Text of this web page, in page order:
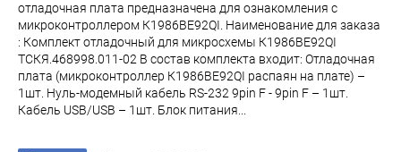
отладочная плата предназначена для ознакомления с
микроконтроллером К1986ВЕ92QI. Наименование для заказа
: Комплект отладочный для микросхемы К1986ВЕ92QI
ТСКЯ.468998.011-02 В состав комплекта входит: Отладочная
плата (микроконтроллер К1986ВЕ92QI распаян на плате) –
1шт. Нуль-модемный кабель RS-232 9pin F - 9pin F – 1шт.
Кабель USB/USB – 1шт. Блок питания...